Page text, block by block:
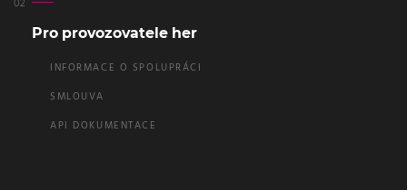
Pro provozovatele her
INFORMACE O SPOLUPRÁCI
SMLOUVA
API DOKUMENTACE